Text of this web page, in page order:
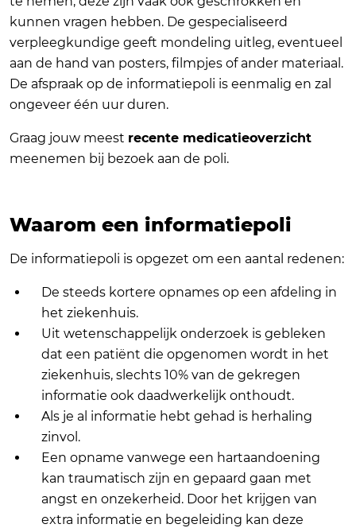
kunnen vragen hebben. De gespecialiseerd
verpleegkundige geeft mondeling uitleg, eventueel
aan de hand van posters, filmpjes of ander materiaal.
De afspraak op de informatiepoli is eenmalig en zal
ongeveer één uur duren.
Graag jouw meest recente medicatieoverzicht
meenemen bij bezoek aan de poli.
Waarom een informatiepoli
De informatiepoli is opgezet om een aantal redenen:
De steeds kortere opnames op een afdeling in
het ziekenhuis.
Uit wetenschappelijk onderzoek is gebleken
dat een patiënt die opgenomen wordt in het
ziekenhuis, slechts 10% van de gekregen
informatie ook daadwerkelijk onthoudt.
Als je al informatie hebt gehad is herhaling
zinvol.
Een opname vanwege een hartaandoening
kan traumatisch zijn en gepaard gaan met
angst en onzekerheid. Door het krijgen van
extra informatie en begeleiding kan deze